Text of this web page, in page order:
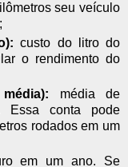
seu veículo
custo do litro do
o rendimento do
média de
Essa conta pode
rodados em um
em um ano. Se